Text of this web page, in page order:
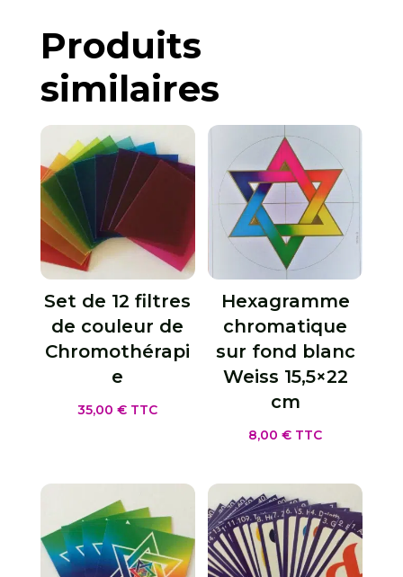
Produits
similaires
Set de 12 filtres
de couleur de
Chromothérapi
e
35,00€ TTC
Hexagramme
chromatique
sur fond blanc
Weiss 15,5×22
cm
8,00€ TTC